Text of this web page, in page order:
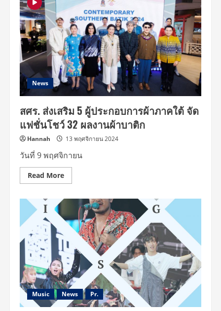
จัด
Thailand
International
Fashion
Week
2025
Casting
ตื่น
ตา
ตื่น
ใจ
ใจกลาง
กรุง
เรียก
ฮือ
ฮา
ให้
ชาว
ไทย
เเละ
ชาติ
News
สศร. ส่งเสริม 5 ผู้ประกอบการผ้าภาคใต้ จัด
แฟชั่นโชว์ 32 ผลงานผ้าบาติก
Hannah 13 พฤศจิกายน 2024
วันที่ 9 พฤศจิกายน
Read MoreRead
more
ส่ง
เสริม
5
ผู้
ประกอบ
ผ้า
ภาค
ใต้
จัด
แฟชั่น
โชว์
32
ผล
งาน
ผ้า
Music News Pr.